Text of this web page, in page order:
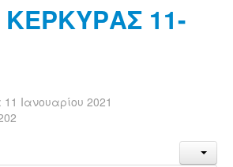
11-
Ιανουαρίου 2021